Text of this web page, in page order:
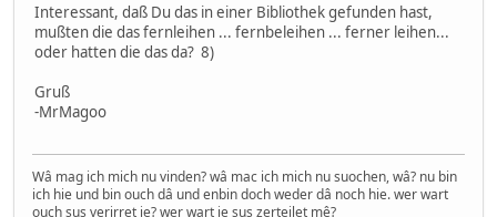
Interessant, daß Du das in einer Bibliothek gefunden hast,
mußten die das fernleihen ... fernbeleihen ... ferner leihen...
oder hatten die das da? 8)
Gruß
-MrMagoo
Wâ mag ich mich nu vinden? wâ mac ich mich nu suochen, wâ? nu bin
ich hie und bin ouch dâ und enbin doch weder dâ noch hie. wer wart
ouch sus verirret ie? wer wart ie sus zerteilet mê?